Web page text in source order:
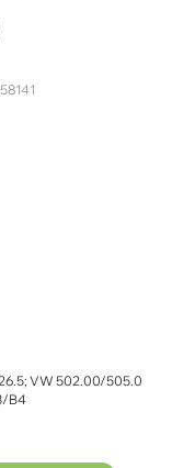
VW 502.00/505.0
B4